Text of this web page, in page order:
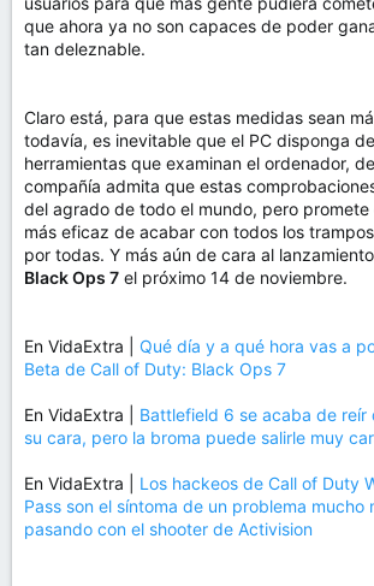
que ahora ya no son capaces de poder
tan deleznable.
Claro está, para que estas medidas sean
todavía, es inevitable que el PC disponga
herramientas que examinan el ordenador,
compañía admita que estas
del agrado de todo el mundo, pero promete
más eficaz de acabar con todos los
por todas. Y más aún de cara al
Black Ops 7 el próximo 14 de noviembre.
En VidaExtra | Qué día y a qué hora vas a
Beta de Call of Duty: Black Ops 7
En VidaExtra | Battlefield 6 se acaba de reír
su cara, pero la broma puede salirle muy
En VidaExtra | Los hackeos de Call of Duty
Pass son el síntoma de un problema mucho
pasando con el shooter de Activision